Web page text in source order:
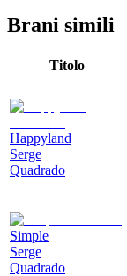
Brani simili
Titolo
Happyland
Serge
Quadrado
Simple
Serge
Quadrado